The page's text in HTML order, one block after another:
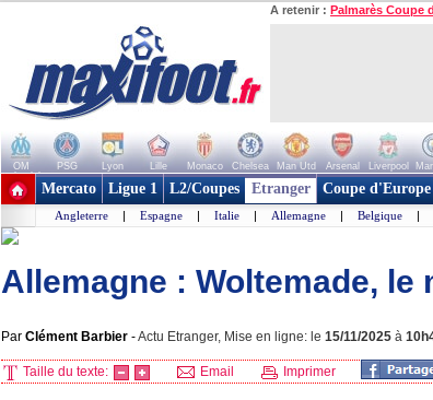
A retenir : Palmarès Coupe
OM PSG Lyon Lille Monaco Chelsea Man Utd Arsenal Liverpool
+ de clubs
Mercato Ligue 1 L2/Coupes Etranger Coupe d'Europe
Angleterre | Espagne | Italie | Allemagne | Belgique |
Allemagne : Woltemade, le
Par Clément Barbier -Actu Etranger, Mise en ligne: le 15/11/2025 à
Taille du texte: Email Imprimer